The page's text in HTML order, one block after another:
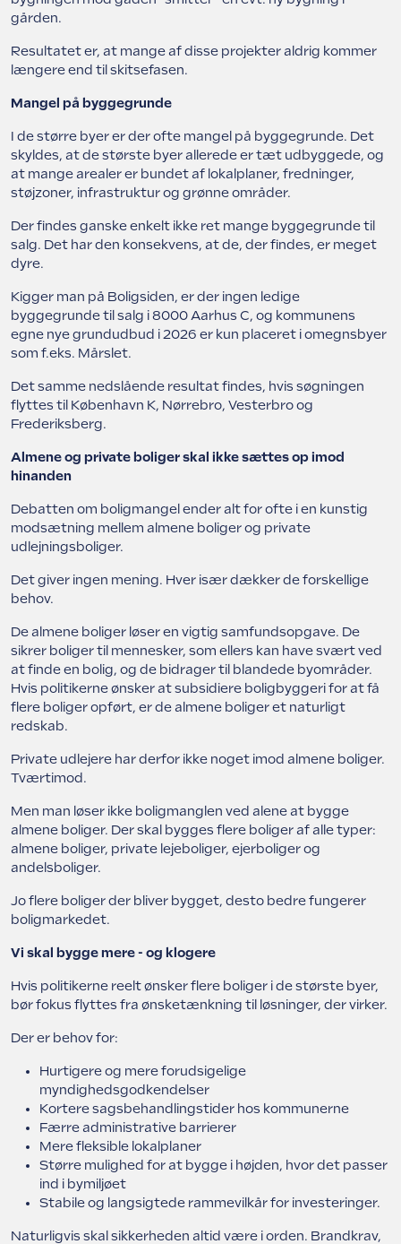
gården.
Resultatet er, at mange af disse projekter aldrig kommer
længere end til skitsefasen.
Mangel på byggegrunde
I de større byer er der ofte mangel på byggegrunde. Det
skyldes, at de største byer allerede er tæt udbyggede, og
at mange arealer er bundet af lokalplaner, fredninger,
støjzoner, infrastruktur og grønne områder.
Der findes ganske enkelt ikke ret mange byggegrunde til
salg. Det har den konsekvens, at de, der findes, er meget
dyre.
Kigger man på Boligsiden, er der ingen ledige
byggegrunde til salg i 8000 Aarhus C, og kommunens
egne nye grundudbud i 2026 er kun placeret i omegnsbyer
som f.eks. Mårslet.
Det samme nedslående resultat findes, hvis søgningen
flyttes til København K, Nørrebro, Vesterbro og
Frederiksberg.
Almene og private boliger skal ikke sættes op imod
hinanden
Debatten om boligmangel ender alt for ofte i en kunstig
modsætning mellem almene boliger og private
udlejningsboliger.
Det giver ingen mening. Hver især dækker de forskellige
behov.
De almene boliger løser en vigtig samfundsopgave. De
sikrer boliger til mennesker, som ellers kan have svært ved
at finde en bolig, og de bidrager til blandede byområder.
Hvis politikerne ønsker at subsidiere boligbyggeri for at få
flere boliger opført, er de almene boliger et naturligt
redskab.
Private udlejere har derfor ikke noget imod almene boliger.
Tværtimod.
Men man løser ikke boligmanglen ved alene at bygge
almene boliger. Der skal bygges flere boliger af alle typer:
almene boliger, private lejeboliger, ejerboliger og
andelsboliger.
Jo flere boliger der bliver bygget, desto bedre fungerer
boligmarkedet.
Vi skal bygge mere - og klogere
Hvis politikerne reelt ønsker flere boliger i de største byer,
bør fokus flyttes fra ønsketænkning til løsninger, der virker.
Der er behov for:
Hurtigere og mere forudsigelige
myndighedsgodkendelser
Kortere sagsbehandlingstider hos kommunerne
Færre administrative barrierer
Mere fleksible lokalplaner
Større mulighed for at bygge i højden, hvor det passer
ind i bymiljøet
Stabile og langsigtede rammevilkår for investeringer.
Naturligvis skal sikkerheden altid være i orden. Brandkrav,